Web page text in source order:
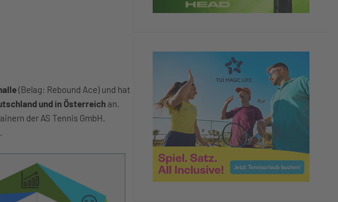
(Belag: Rebound Ace) und hat
und in Österreich an.
der AS Tennis GmbH.